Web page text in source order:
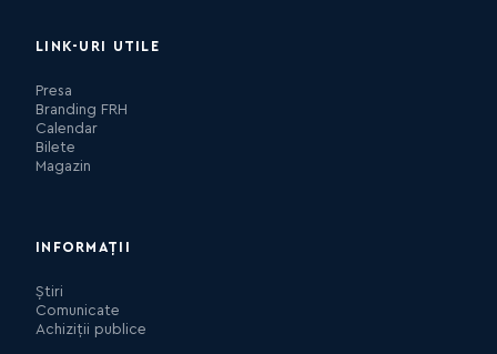
LINK-URI UTILE
Presa
Branding FRH
Calendar
Bilete
Magazin
INFORMAȚII
Știri
Comunicate
Achiziții publice